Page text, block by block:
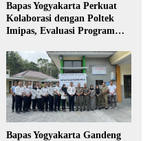
Bapas Yogyakarta Perkuat
Kolaborasi dengan Poltek
Imipas, Evaluasi Program
Bapas Yogyakarta Gandeng